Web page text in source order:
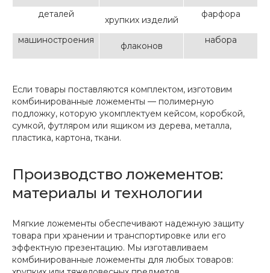
деталей
хрупких изделий
фарфора
машиностроения
флаконов
набора
Если товары поставляются комплектом, изготовим
комбинированные ложементы — полимерную
подложку, которую укомплектуем кейсом, коробкой,
сумкой, футляром или ящиком из дерева, металла,
пластика, картона, ткани.
Производство ложементов:
материалы и технологии
Мягкие ложементы обеспечивают надежную защиту
товара при хранении и транспортировке или его
эффектную презентацию. Мы изготавливаем
комбинированные ложементы для любых товаров: